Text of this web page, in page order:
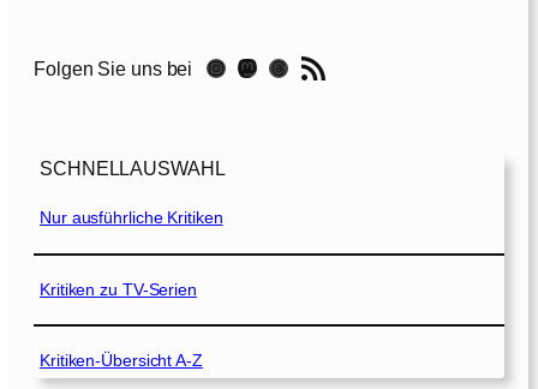
l
e
s
[
2
3
Folgen Sie uns bei Instagram Mastodon Threads RSS-Feed
SCHNELLAUSWAHL
Nur ausführliche Kritiken
Kritiken zu TV-Serien
Kritiken-Übersicht A-Z